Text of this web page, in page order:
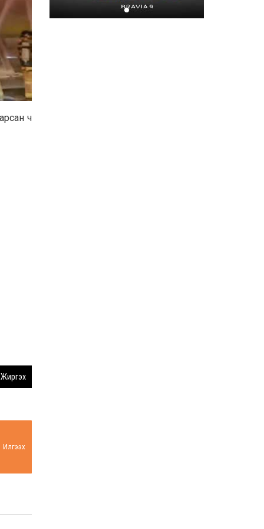
ч
Жиргэх
Илгээх
Хором бүр усаа